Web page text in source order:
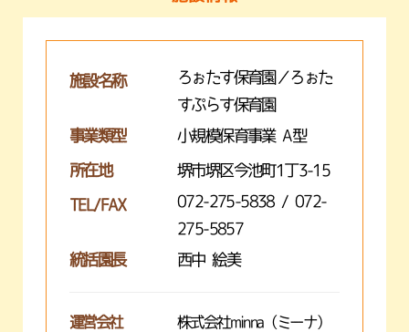
施設名称
ろぉたす保育園／ろぉた
すぷらす保育園
事業類型
小規模保育事業 A型
所在地 堺市堺区今池町1丁3-15
TEL/FAX
072-275-5838 / 072-
275-5857
統括園長
西中 絵美
運営会社 株式会社minna（ミーナ）